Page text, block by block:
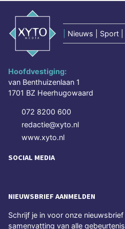
Nieuws | Sport |
Hoofdvestiging:
van Benthuizenlaan 1
1701 BZ Heerhugowaard
072 8200 600
redactie@xyto.nl
www.xyto.nl
SOCIAL MEDIA
NIEUWSBRIEF AANMELDEN
Schrijf je in voor onze
samenvatting van alle